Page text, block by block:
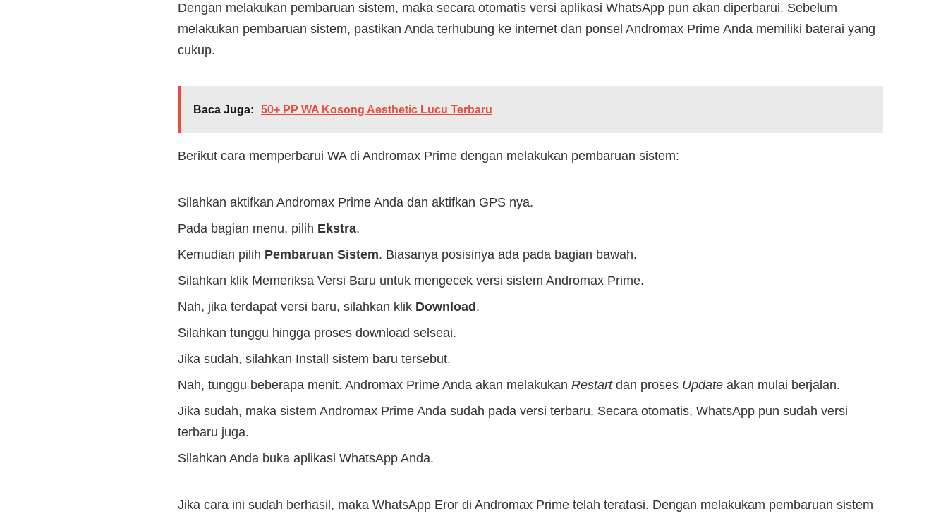
Dengan melakukan pembaruan sistem, maka secara otomatis versi aplikasi WhatsApp pun akan diperbarui. Sebelum
melakukan pembaruan sistem, pastikan Anda terhubung ke internet dan ponsel Andromax Prime Anda memiliki baterai yang
cukup.
Baca Juga: 50+ PP WA Kosong Aesthetic Lucu Terbaru
Berikut cara memperbarui WA di Andromax Prime dengan melakukan pembaruan sistem:
Silahkan aktifkan Andromax Prime Anda dan aktifkan GPS nya.
Pada bagian menu, pilih Ekstra.
Kemudian pilih Pembaruan Sistem. Biasanya posisinya ada pada bagian bawah.
Silahkan klik Memeriksa Versi Baru untuk mengecek versi sistem Andromax Prime.
Nah, jika terdapat versi baru, silahkan klik Download .
Silahkan tunggu hingga proses download selseai.
Jika sudah, silahkan Install sistem baru tersebut.
Nah, tunggu beberapa menit. Andromax Prime Anda akan melakukan Restartdan proses Update akan mulai berjalan.
Jika sudah, maka sistem Andromax Prime Anda sudah pada versi terbaru. Secara otomatis, WhatsApp pun sudah versi
terbaru juga.
Silahkan Anda buka aplikasi WhatsApp Anda.
Jika cara ini sudah berhasil, maka WhatsApp Eror di Andromax Prime telah teratasi. Dengan melakukam pembaruan sistem